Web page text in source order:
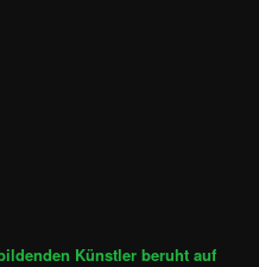
Künstler beruht auf